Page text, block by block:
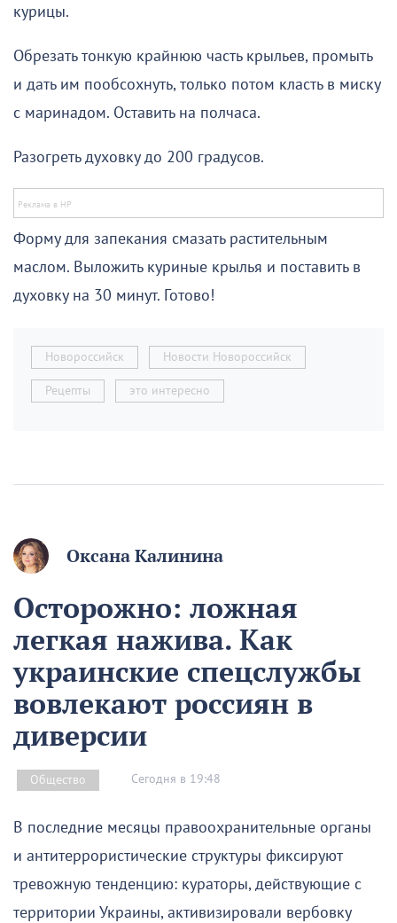
курицы.
Обрезать тонкую крайнюю часть крыльев, промыть
и дать им пообсохнуть, только потом класть в миску
с маринадом. Оставить на полчаса.
Разогреть духовку до 200 градусов.
Форму для запекания смазать растительным
маслом. Выложить куриные крылья и поставить в
духовку на 30 минут. Готово!
Новороссийск Новости Новороссийск
Рецепты это интересно
Оксана Калинина
Осторожно: ложная
легкая нажива. Как
украинские спецслужбы
вовлекают россиян в
диверсии
Общество Сегодня в 19:48
В последние месяцы правоохранительные органы
и антитеррористические структуры фиксируют
тревожную тенденцию: кураторы, действующие с
территории Украины, активизировали вербовку